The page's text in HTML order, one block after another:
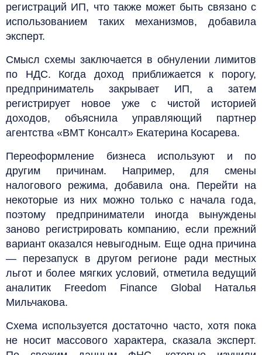
регистраций ИП, что также может быть связано с
использованием таких механизмов, добавила
эксперт.
Смысл схемы заключается в обнулении лимитов
по НДС. Когда доход приближается к порогу,
предприниматель закрывает ИП, а затем
регистрирует новое уже с чистой историей
доходов, объяснила управляющий партнер
агентства «ВМТ Консалт» Екатерина Косарева.
Переоформление бизнеса используют и по
другим причинам. Например, для смены
налогового режима, добавила она. Перейти на
некоторые из них можно только с начала года,
поэтому предприниматели иногда вынуждены
заново регистрировать компанию, если прежний
вариант оказался невыгодным. Еще одна причина
— перезапуск в другом регионе ради местных
льгот и более мягких условий, отметила ведущий
аналитик Freedom Finance Global Наталья
Мильчакова.
Схема используется достаточно часто, хотя пока
не носит массового характера, сказала эксперт.